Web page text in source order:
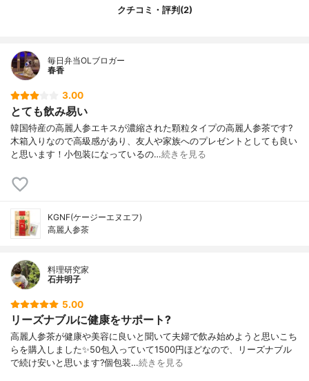
クチコミ・評判(2)
毎日弁当OLブロガー
春香
3.00
とても飲み易い
韓国特産の高麗人参エキスが濃縮された顆粒タイプの高麗人参茶です?
木箱入りなので高級感があり、友人や家族へのプレゼントとしても良い
と思います！小包装になっているの…続きを見る
KGNF(ケージーエヌエフ)
高麗人参茶
料理研究家
石井明子
5.00
リーズナブルに健康をサポート?
高麗人参茶が健康や美容に良いと聞いて夫婦で飲み始めようと思いこち
らを購入しました✨50包入っていて1500円ほどなので、リーズナブル
で続け安いと思います?個包装…続きを見る